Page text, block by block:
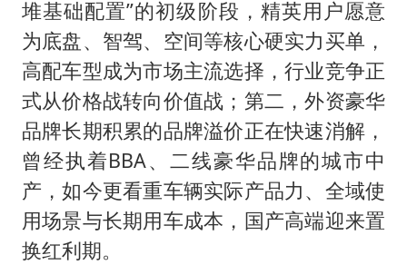
堆基础配置”的初级阶段，精英用户愿意
为底盘、智驾、空间等核心硬实力买单，
高配车型成为市场主流选择，行业竞争正
式从价格战转向价值战；第二，外资豪华
品牌长期积累的品牌溢价正在快速消解，
曾经执着BBA、二线豪华品牌的城市中
产，如今更看重车辆实际产品力、全域使
用场景与长期用车成本，国产高端迎来置
换红利期。